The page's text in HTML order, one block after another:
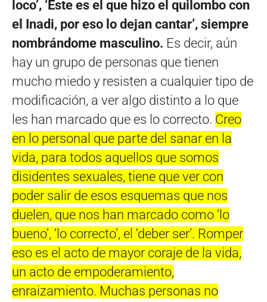
loco’, ‘Este es el que hizo el quilombo con
el Inadi, por eso lo dejan cantar’, siempre
nombrándome masculino. Es decir, aún
hay un grupo de personas que tienen
mucho miedo y resisten a cualquier tipo de
modificación, a ver algo distinto a lo que
les han marcado que es lo correcto. Creo
en lo personal que parte del sanar en la
vida, para todos aquellos que somos
disidentes sexuales, tiene que ver con
poder salir de esos esquemas que nos
duelen, que nos han marcado como ‘lo
bueno’, ‘lo correcto’, el ‘deber ser’. Romper
eso es el acto de mayor coraje de la vida,
un acto de empoderamiento,
enraizamiento. Muchas personas no